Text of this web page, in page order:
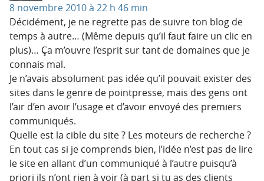
8 novembre 2010 à 22 h 46 min
Décidément, je ne regrette pas de suivre ton blog de
temps à autre… (Même depuis qu’il faut faire un clic en
plus)… Ça m’ouvre l’esprit sur tant de domaines que je
connais mal.
Je n’avais absolument pas idée qu’il pouvait exister des
sites dans le genre de pointpresse, mais des gens ont
l’air d’en avoir l’usage et d’avoir envoyé des premiers
communiqués.
Quelle est la cible du site ? Les moteurs de recherche ?
En tout cas si je comprends bien, l’idée n’est pas de lire
le site en allant d’un communiqué à l’autre puisqu’à
priori ils n’ont rien à voir (à part si tu as des clients